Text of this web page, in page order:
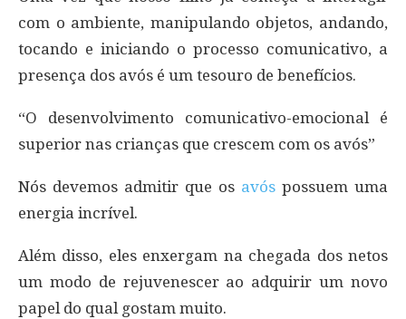
com o ambiente, manipulando objetos, andando,
tocando e iniciando o processo comunicativo, a
presença dos avós é um tesouro de benefícios.
“O desenvolvimento comunicativo-emocional é
superior nas crianças que crescem com os avós”
Nós devemos admitir que os avós possuem uma
energia incrível.
Além disso, eles enxergam na chegada dos netos
um modo de rejuvenescer ao adquirir um novo
papel do qual gostam muito.